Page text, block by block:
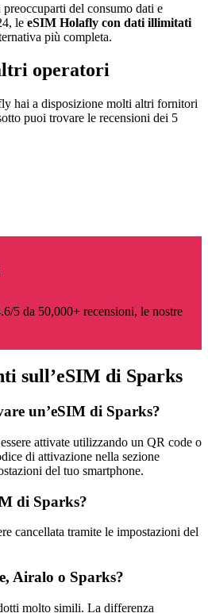
del consumo dati e
le eSIM Holafly con dati illimitati
più completa.
operatori
hai a disposizione molti altri fornitori
puoi trovare le recensioni dei 5
5 da 50,000+ recensioni, le nostre
sull’eSIM di Sparks
un’eSIM di Sparks?
attivate utilizzando un QR code o
di attivazione nella sezione
del tuo smartphone.
di Sparks?
cancellata tramite le impostazioni del
Airalo o Sparks?
molto simili. La differenza